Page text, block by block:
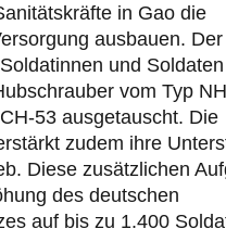
in Gao die
ausbauen.
und
vom Typ
53 ausgetauscht. Die
zudem ihre
Diese zusätzlichen
des deutschen
auf bis zu 1.400